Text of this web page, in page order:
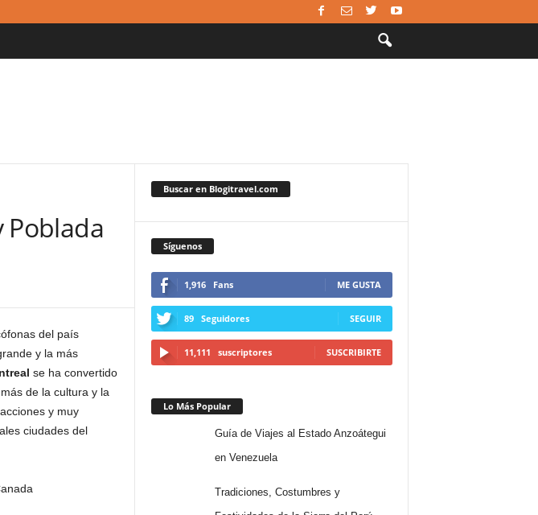
Poblada
del país
y la más
se ha convertido
de la cultura y la
y muy
ciudades del
Buscar en Blogitravel.com
Síguenos
1,916 Fans ME GUSTA
89 Seguidores SEGUIR
11,111 suscriptores SUSCRIBIRTE
Lo Más Popular
Guía de Viajes al Estado Anzoátegui
en Venezuela
Tradiciones, Costumbres y